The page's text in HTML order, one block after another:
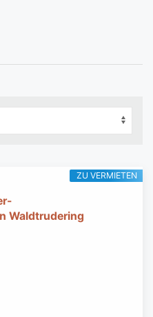
Waldtrudering
ZU VERMIETEN